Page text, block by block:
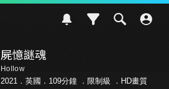
屍憶謎魂
Hollow
2021．英國．109分鐘 ． 限制級 ．HD畫質